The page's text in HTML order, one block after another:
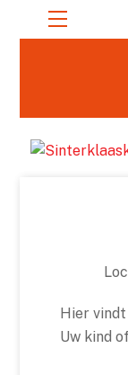
Menu
Hier
Uw kind